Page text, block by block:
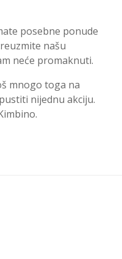
posebne ponude
našu
neće promaknuti.
mnogo toga na
nijednu akciju.